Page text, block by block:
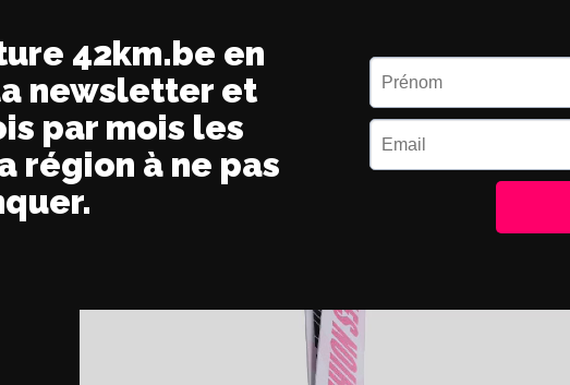
42km.be en
newsletter et
par mois les
région à ne pas